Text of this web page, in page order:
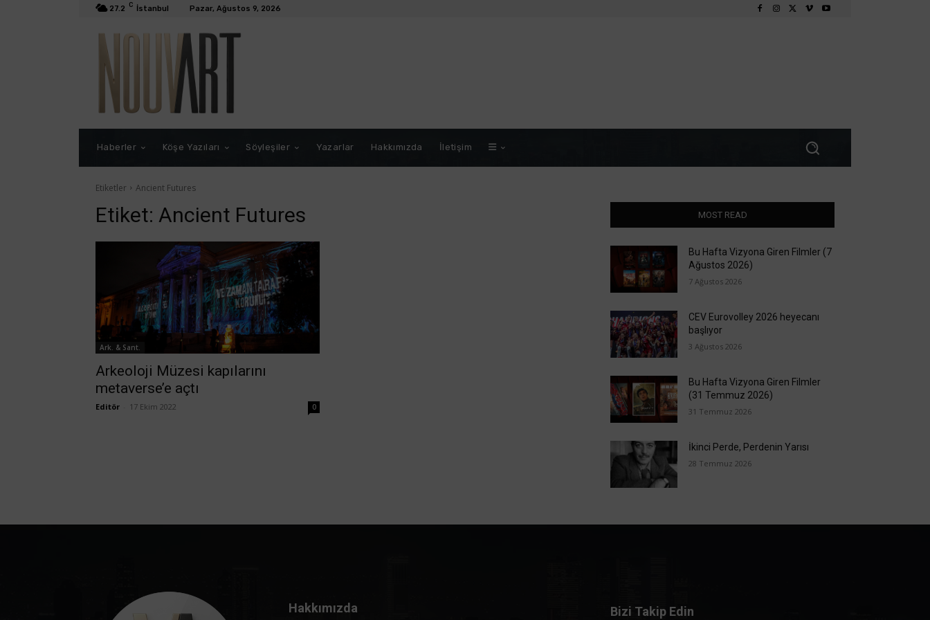
27.2 C İstanbul Pazar, Ağustos 9, 2026
Haberler Köşe Yazıları Söyleşiler Yazarlar Hakkımızda İletişim
Etiketler Ancient Futures
Etiket: Ancient Futures
Ark. & Sant.
Arkeoloji Müzesi kapılarını
metaverse’e açtı
Editör 17 Ekim 2022 0
MOST READ
Bu Hafta Vizyona Giren Filmler (7
Ağustos 2026)
7 Ağustos 2026
CEV Eurovolley 2026 heyecanı
başlıyor
3 Ağustos 2026
Bu Hafta Vizyona Giren Filmler
(31 Temmuz 2026)
31 Temmuz 2026
İkinci Perde, Perdenin Yarısı
28 Temmuz 2026
Hakkımızda Bizi Takip Edin